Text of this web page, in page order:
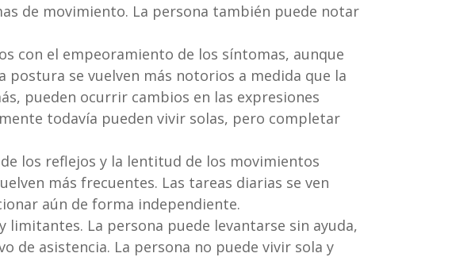
de movimiento. La persona también puede notar
con el empeoramiento de los síntomas, aunque
postura se vuelven más notorios a medida que la
pueden ocurrir cambios en las expresiones
todavía pueden vivir solas, pero completar
los reflejos y la lentitud de los movimientos
más frecuentes. Las tareas diarias se ven
aún de forma independiente.
La persona puede levantarse sin ayuda,
asistencia. La persona no puede vivir sola y